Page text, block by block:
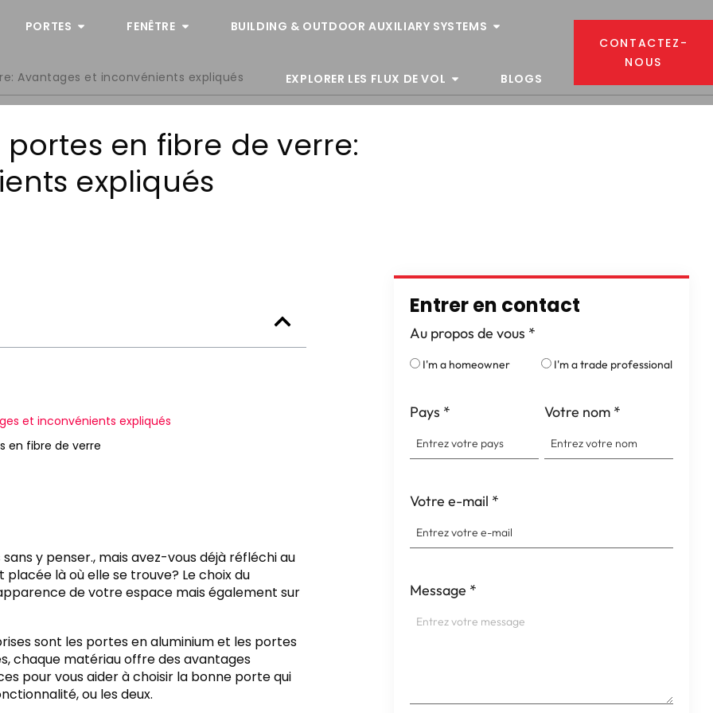
PORTES FENÊTRE BUILDING & OUTDOOR AUXILIARY SYSTEMS
EXPLORER LES FLUX DE VOL BLOGS
CONTACTEZ-
NOUS
Avantages et inconvénients expliqués
en fibre de verre:
expliqués
et inconvénients expliqués
en fibre de verre
y penser., mais avez-vous déjà réfléchi au
là où elle se trouve? Le choix du
de votre espace mais également sur
sont les portes en aluminium et les portes
chaque matériau offre des avantages
pour vous aider à choisir la bonne porte qui
ou les deux.
Entrer en contact
Au propos de vous *
I'm a homeowner I'm a trade professional
Pays * Votre nom *
Votre e-mail *
Message *